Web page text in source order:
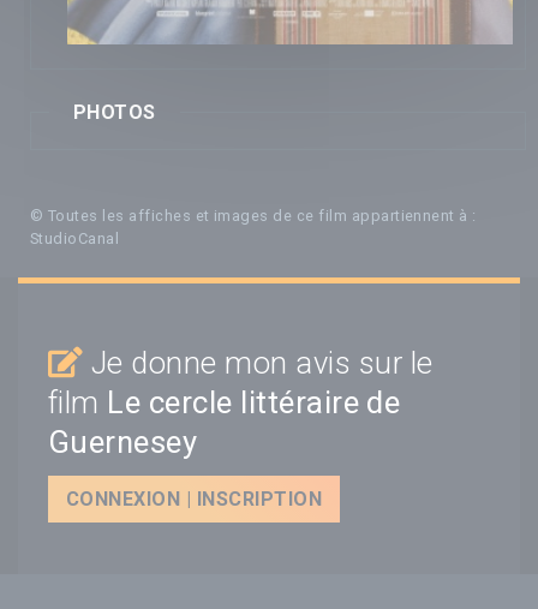
PHOTOS
© Toutes les affiches et images de ce film appartiennent à :
StudioCanal
Je donne mon avis sur le
film Le cercle littéraire de
Guernesey
CONNEXION | INSCRIPTION